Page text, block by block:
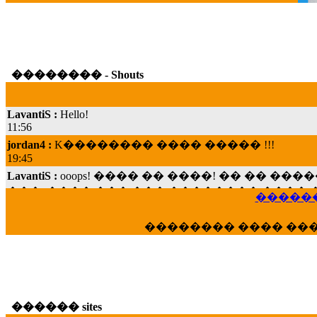
�������� - Shouts
11:56
jordan4 :K�������� ���� ����� !!!
19:45
LavantiS :ooops! ���� �� ����! �� ��
���; ���� ��� ��� �������� ����
veronica :E���� 2012 ��� ����� ���
�������� ����
������ sites